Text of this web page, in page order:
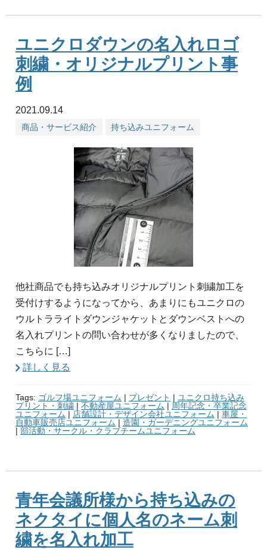
ユニクロダウンの名入れロゴ
刺繍・オリジナルプリント事
例
2021.09.14
商品・サービス紹介 持ち込みユニフォーム
他社商品でも持ち込みオリジナルプリント刺繍加工を
受付けするようになってから、あまりにもユニクロの
ウルトラライトダウンジャケットとダウンベストへの
名入れプリントの問い合わせが多くなりましたので、
こちらに […]
詳しく見る
Tags: ゴルフ場ユニフォーム | プレゼント | ユニクロ持ち込み
プリント・刺繍 | 不動産屋ユニフォーム | 周年記念・卒業記念
ユニフォーム | 店舗設計・デザイン会社ユニフォーム | 車屋・
自動車販売店ユニフォーム | 造園・ガーデニングユニフォーム
| 部活動・サークル・クラブチームユニフォーム
青年会議所様から持ち込みの
ネクタイに個人名のネーム刺
繍を名入れ加工